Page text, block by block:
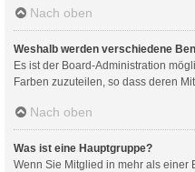
Nach oben
Weshalb werden verschiedene
Es ist der Board-Administration
Farben zuzuteilen, so dass deren
Nach oben
Was ist eine Hauptgruppe?
Wenn Sie Mitglied in mehr als einer